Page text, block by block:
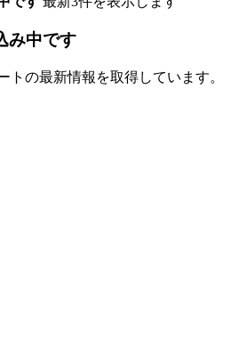
み中です
トの最新情報を取得しています。